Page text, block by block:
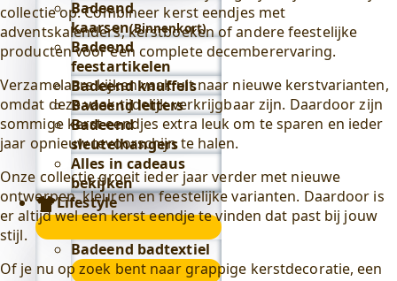
Badeend
kaarsen(Binnenkort)
Badeend
feestartikelen
Badeend knuffels
Badeend letters
Badeend
sleutelhangers
Alles in cadeaus
bekijken
Lifestyle
Lifestyle
submenu
Badeend badtextiel
submenu
collectie op. Combineer kerst eendjes met
adventskalenders, kerstboeken of andere feestelijke
producten voor een complete decemberervaring.
Verzamelaars kijken vaak uit naar nieuwe kerstvarianten,
omdat deze vaak tijdelijk verkrijgbaar zijn. Daardoor zijn
sommige kerst eendjes extra leuk om te sparen en ieder
jaar opnieuw tevoorschijn te halen.
Onze collectie groeit ieder jaar verder met nieuwe
ontwerpen, kleuren en feestelijke varianten. Daardoor is
er altijd wel een kerst eendje te vinden dat past bij jouw
stijl.
Of je nu op zoek bent naar grappige kerstdecoratie, een